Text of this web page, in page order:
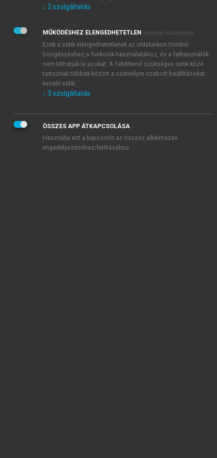
Kérek értesítést az Akadémiai Kiadó Zrt. újdonságairól,
Adatkezelési tájékoztatóbanfoglaltakat tudomásul
veszem és elfogadom.
Általános vásárlási feltételeket, valamint a szotar.netés a
mersz.huoldalak licencszerződéseiben foglaltakat
tudomásul veszem és elfogadom.
KIPRÓBÁLOM
↓ 2 szolgáltatás
MŰKÖDÉSHEZ ELENGEDHETETLEN (mindig szükséges)
Ezek a sütik elengedhetetlenek az oldalunkon történő
böngészéshez,a funkciók használatához, és a felhasználók
nem tilthatják le azokat. A feltétlenül szükséges sütik közé
tartoznak többek között a személyre szabott beállításokat
kezelő sütik.
↓ 3 szolgáltatás
ÖSSZES APP ÁTKAPCSOLÁSA
Használja ezt a kapcsolót az összes alkalmazás
engedélyezéséhez/letiltásához.